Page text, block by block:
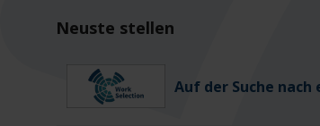
Neuste stellen
Auf der Suche